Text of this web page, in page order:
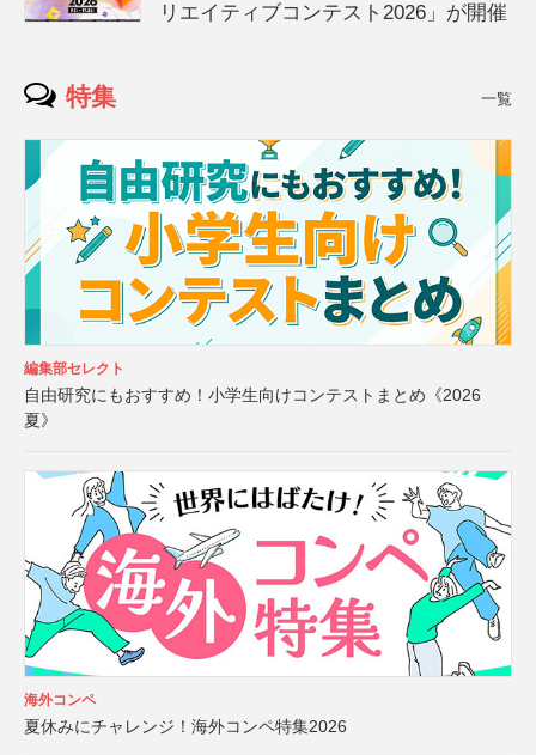
リエイティブコンテスト2026」が開催
特集 一覧
編集部セレクト
自由研究にもおすすめ！小学生向けコンテストまとめ《2026
夏》
海外コンペ
夏休みにチャレンジ！海外コンペ特集2026